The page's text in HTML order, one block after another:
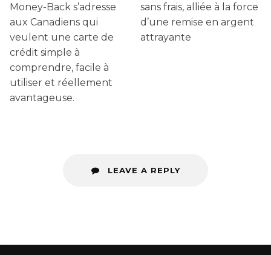
Money-Back s’adresse
aux Canadiens qui
veulent une carte de
crédit simple à
comprendre, facile à
utiliser et réellement
avantageuse.
sans frais, alliée à la force
d’une remise en argent
attrayante
LEAVE A REPLY